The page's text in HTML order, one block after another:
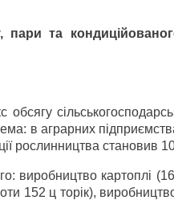
пари та
обсягу
в аграрних
рослинництва становив
виробництво картоплі
152 ц торік),